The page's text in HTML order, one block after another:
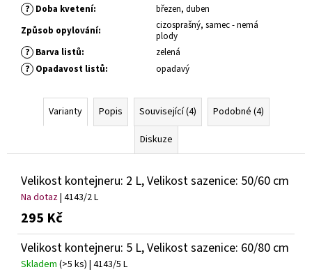
? Doba kvetení:
březen, duben
Způsob opylování:
cizosprašný, samec - nemá
plody
? Barva listů: zelená
? Opadavost listů: opadavý
Varianty Popis Související (4)
Podobné (4)
Diskuze
Velikost kontejneru: 2 L, Velikost sazenice: 50/60 cm
Na dotaz| 4143/2 L
295 Kč
Velikost kontejneru: 5 L, Velikost sazenice: 60/80 cm
Skladem (>5 ks) | 4143/5 L